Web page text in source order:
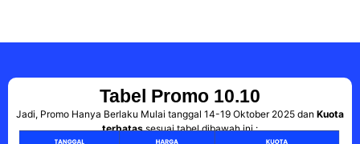
Tabel Promo 10.10
Jadi, Promo Hanya Berlaku Mulai tanggal 14-19 Oktober 2025 dan Kuota
terbatassesuai tabel dibawah ini :